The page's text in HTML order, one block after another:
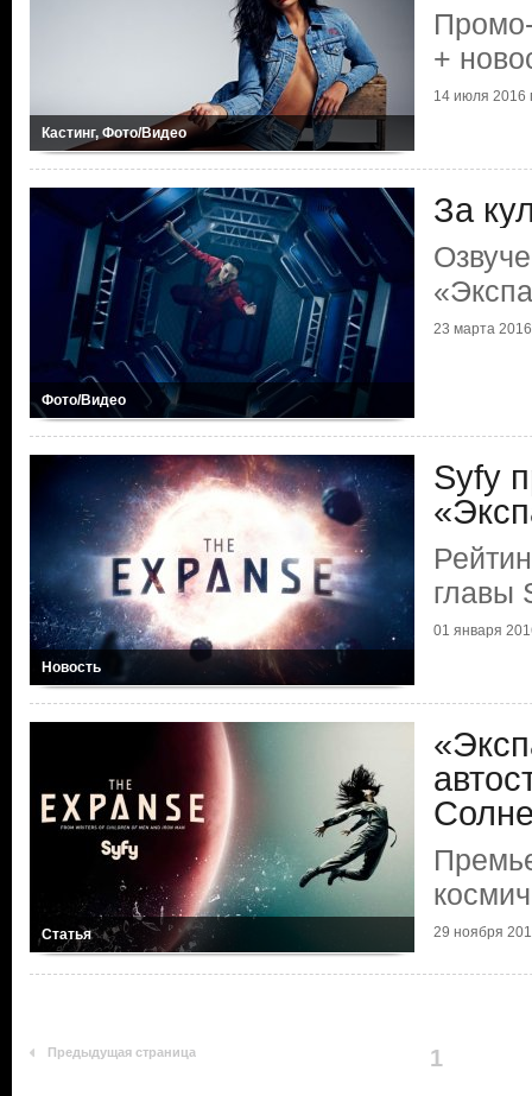
Кастинг, Фото/Видео
+
14 июля 2016
Фото/Видео
За
23 марта 2016
Новость
Syfy
главы
01 января
Статья 29 ноября
Предыдущая страница 1